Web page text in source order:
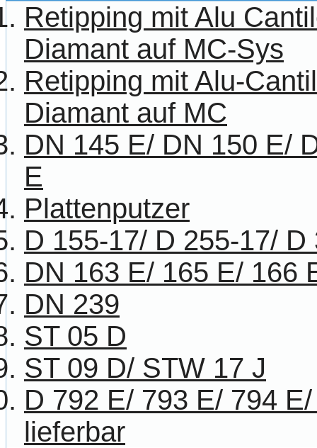
Retipping mit Alu
Diamant auf MC-Sys
Retipping mit Alu-
Diamant auf MC
DN 145 E/ DN 150 E/
E
Plattenputzer
D 155-17/ D 255-17/ D
DN 163 E/ 165 E/ 166
DN 239
ST 05 D
ST 09 D/ STW 17 J
D 792 E/ 793 E/ 794
lieferbar